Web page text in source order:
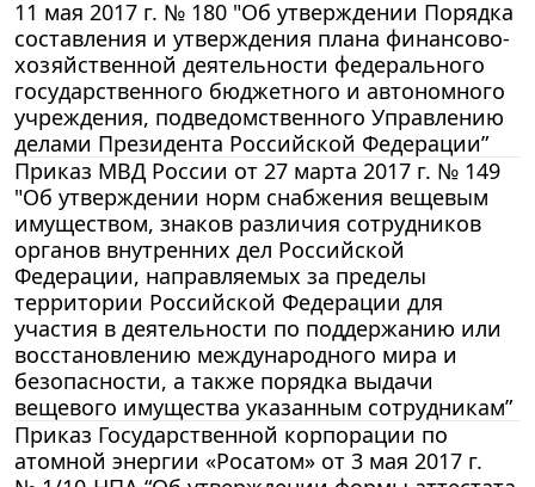
11 мая 2017 г. № 180 "Об утверждении Порядка
составления и утверждения плана финансово-
хозяйственной деятельности федерального
государственного бюджетного и автономного
учреждения, подведомственного Управлению
делами Президента Российской Федерации”
Приказ МВД России от 27 марта 2017 г. № 149
"Об утверждении норм снабжения вещевым
имуществом, знаков различия сотрудников
органов внутренних дел Российской
Федерации, направляемых за пределы
территории Российской Федерации для
участия в деятельности по поддержанию или
восстановлению международного мира и
безопасности, а также порядка выдачи
вещевого имущества указанным сотрудникам”
Приказ Государственной корпорации по
атомной энергии «Росатом» от 3 мая 2017 г.